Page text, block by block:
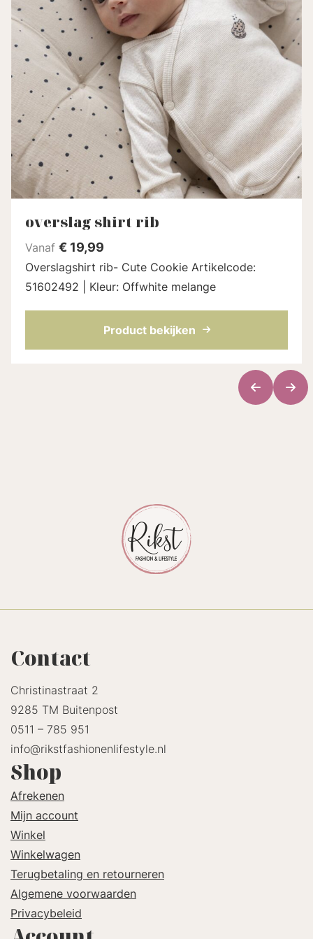
overslag shirt rib
Vanaf € 19,99
Overslagshirt rib- Cute Cookie Artikelcode:
51602492 | Kleur: Offwhite melange
Product bekijken
Contact
Christinastraat 2
9285 TM Buitenpost
0511 – 785 951
info@rikstfashionenlifestyle.nl
Shop
Afrekenen
Mijn account
Winkel
Winkelwagen
Terugbetaling en retourneren
Algemene voorwaarden
Privacybeleid